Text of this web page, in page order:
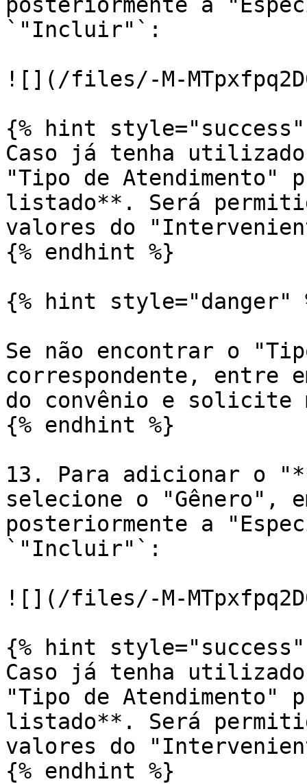
`"Incluir"`:
![](/files/-M-
{% hint style="success"
Caso já tenha utilizado
"Tipo de Atendimento"
listado**. Será
valores do
{% endhint %}
{% hint style="danger"
Se não encontrar o
correspondente, entre
do convênio e solicite
{% endhint %}
13. Para adicionar o
selecione o "Gênero",
posteriormente a
`"Incluir"`:
![](/files/-M-
{% hint style="success"
Caso já tenha utilizado
"Tipo de Atendimento"
listado**. Será
valores do
{% endhint %}